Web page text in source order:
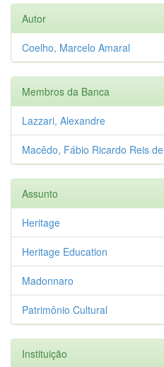
Autor
Coelho, Marcelo Amaral
Membros da Banca
Lazzari, Alexandre
Macêdo, Fábio Ricardo Reis de
Assunto
Heritage
Heritage Education
Madonnaro
Patrimônio Cultural
Instituição